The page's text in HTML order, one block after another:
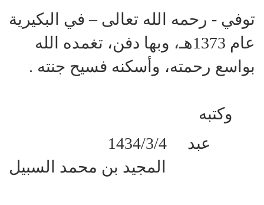
توفي - رحمه الله تعالى – في البكيرية
عام 1373هـ، وبها دفن، تغمده الله
بواسع رحمته، وأسكنه فسيح جنته .
1434/3/4 عبد
المجيد بن محمد السبيل